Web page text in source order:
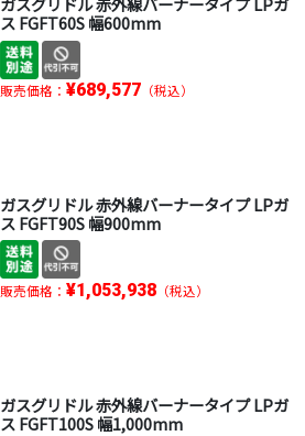
ス FGFT60S 幅600mm
販売価格： ¥689,577（税込）
ガスグリドル 赤外線バーナータイプ LPガ
ス FGFT90S 幅900mm
販売価格： ¥1,053,938（税込）
ガスグリドル 赤外線バーナータイプ LPガ
ス FGFT100S 幅1,000mm